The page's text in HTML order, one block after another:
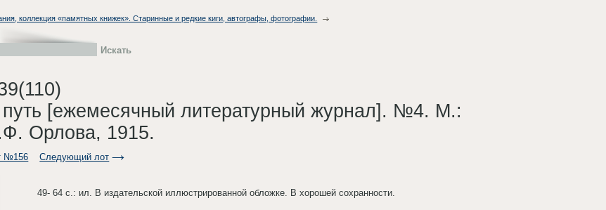
коллекция «памятных книжек». Старинные и редкие киги, автографы, фотографии.
[ежемесячный литературный журнал]. №4. М.:
Орлова, 1915.
№156 Следующий лот
49- 64 с.: ил. В издательской иллюстрированной обложке. В хорошей сохранности.